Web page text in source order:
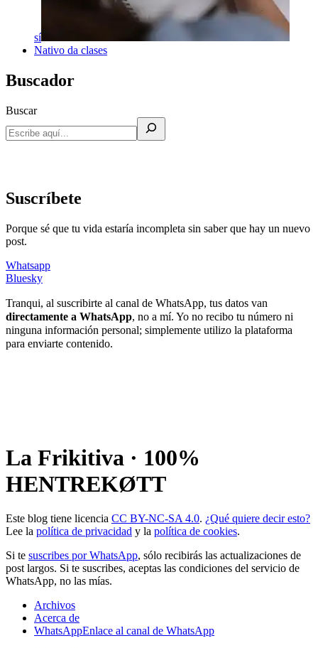
sí
Nativo da clases
Buscador
Buscar
Suscríbete
Porque sé que tu vida estaría incompleta sin saber que hay un nuevo
post.
Whatsapp
Bluesky
Tranqui, al suscribirte al canal de WhatsApp, tus datos van
directamente a WhatsApp, no a mí. Yo no recibo tu número ni
ninguna información personal; simplemente utilizo la plataforma
para enviarte contenido.
La Frikitiva · 100%
HENTREKØTT
Este blog tiene licencia CC BY-NC-SA 4.0. ¿Qué quiere decir esto?
Lee la política de privacidad y la política de cookies.
Si te suscribes por WhatsApp, sólo recibirás las actualizaciones de
post largos. Si te suscribes, aceptas las condiciones del servicio de
WhatsApp, no las mías.
Archivos
Acerca de
WhatsAppEnlace al canal de WhatsApp